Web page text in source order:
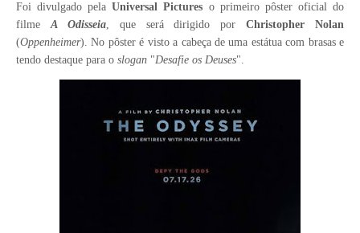
Foi divulgado pelaUniversal Pictures o primeiro pôster oficial do
filmeA Odisseia, que será dirigido porChristopher Nolan
(Oppenheimer).No pôster é visto a cabeça de uma estátua com brasas e
tendo destaque para o slogan "Desafie os Deuses".